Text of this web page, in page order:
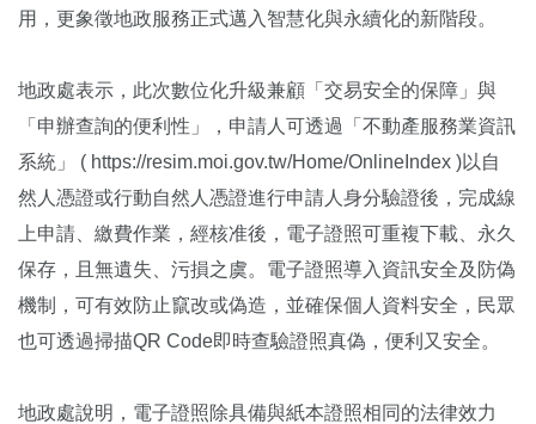
用，更象徵地政服務正式邁入智慧化與永續化的新階段。
地政處表示，此次數位化升級兼顧「交易安全的保障」與
「申辦查詢的便利性」，申請人可透過「不動產服務業資訊
系統」 ( https://resim.moi.gov.tw/Home/OnlineIndex )以自
然人憑證或行動自然人憑證進行申請人身分驗證後，完成線
上申請、繳費作業，經核准後，電子證照可重複下載、永久
保存，且無遺失、污損之虞。電子證照導入資訊安全及防偽
機制，可有效防止竄改或偽造，並確保個人資料安全，民眾
也可透過掃描QR Code即時查驗證照真偽，便利又安全。
地政處說明，電子證照除具備與紙本證照相同的法律效力